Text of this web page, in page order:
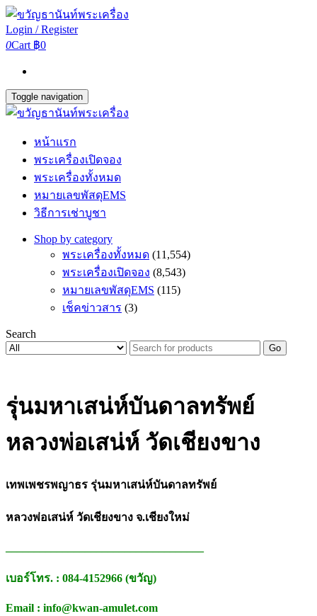
Login / Register
0Cart ฿0
Toggle navigation
หน้าแรก
พระเครื่องเปิดจอง
พระเครื่องทั้งหมด
หมายเลขพัสดุEMS
วิธีการเช่าบูชา
Shop by category
พระเครื่องทั้งหมด (11,554)
พระเครื่องเปิดจอง (8,543)
หมายเลขพัสดุEMS (115)
เช็คข่าวสาร (3)
Search
Go
รุ่นมหาเสน่ห์บันดาลทรัพย์
หลวงพ่อเสน่ห์ วัดเชียงขาง
เทพเพชรพญาธร รุ่นมหาเสน่ห์บันดาลทรัพย์
หลวงพ่อเสน่ห์ วัดเชียงขาง จ.เชียงใหม่
เบอร์โทร. : 084-4152966 (ขวัญ)
Email : info@kwan-amulet.com